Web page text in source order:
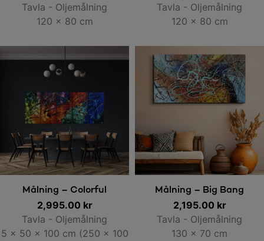
Tavla - Oljemålning
120 x 80 cm
Tavla - Oljemålning
120 x 80 cm
Lägg till i varukorg
Målning – Colorful
Explotion
2,995.00 kr
Tavla - Oljemålning
5 x 50 x 100 cm (250 x 100
Lägg till i varukorg
Målning – Big Bang
2,195.00 kr
Tavla - Oljemålning
130 x 70 cm